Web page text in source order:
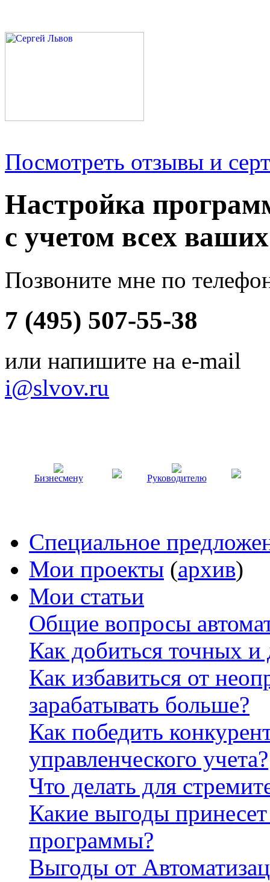
Посмотреть отзывы и
Настройка
с учетом всех
Позвоните мне по
7 (495) 507-55-38
или напишите на e-mail
i@slvov.ru
Бизнесмену Руководителю
Специальное
Мои проекты (архив)
Мои статьи
Общие вопросы
Как добиться точных
Как избавиться от
зарабатывать больше?
Как победить
управленческого учета?
Что делать для
Какие выгоды
программы?
Выгоды от